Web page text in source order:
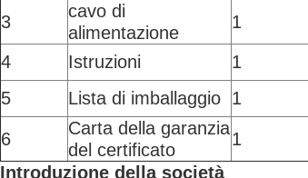
3
cavo di
alimentazione
1
4
Istruzioni 1
5
Lista di imballaggio 1
6
Carta della garanzia
del certificato
1
Introduzione della società